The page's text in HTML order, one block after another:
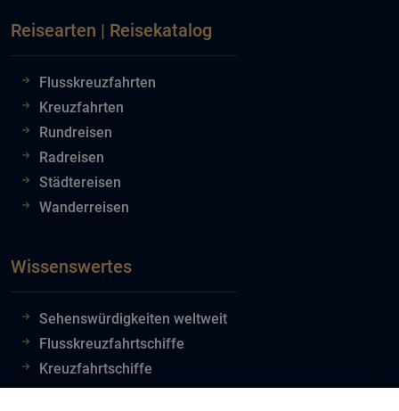
Reisearten | Reisekatalog
Flusskreuzfahrten
Kreuzfahrten
Rundreisen
Radreisen
Städtereisen
Wanderreisen
Wissenswertes
Sehenswürdigkeiten weltweit
Flusskreuzfahrtschiffe
Kreuzfahrtschiffe